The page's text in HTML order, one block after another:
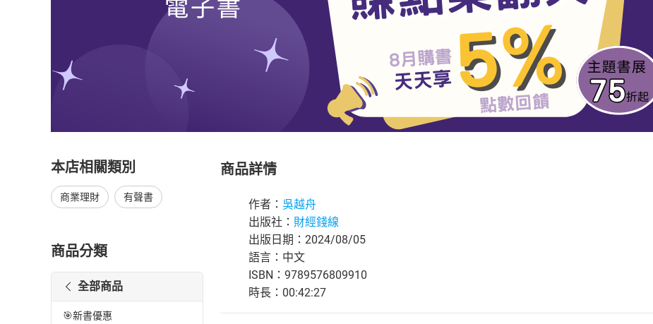
本店相關類別
商業理財 有聲書
商品分類
全部商品
🎯新書優惠
商品詳情
作者： 吳越舟
出版社： 財經錢線
出版日期：2024/08/05
語言：中文
ISBN：9789576809910
時長：00:42:27